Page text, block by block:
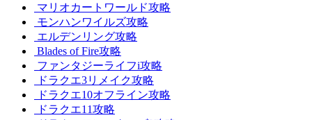
マリオカートワールド攻略
モンハンワイルズ攻略
エルデンリング攻略
Blades of Fire攻略
ファンタジーライフi攻略
ドラクエ3リメイク攻略
ドラクエ10オフライン攻略
ドラクエ11攻略